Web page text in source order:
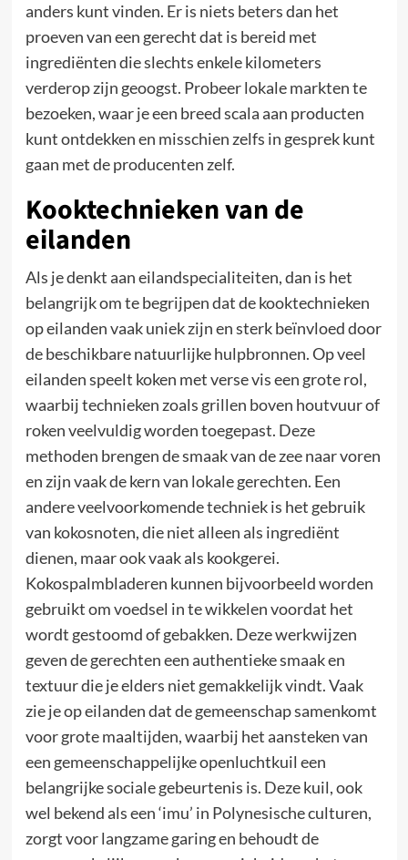
anders kunt vinden. Er is niets beters dan het
proeven van een gerecht dat is bereid met
ingrediënten die slechts enkele kilometers
verderop zijn geoogst. Probeer lokale markten te
bezoeken, waar je een breed scala aan producten
kunt ontdekken en misschien zelfs in gesprek kunt
gaan met de producenten zelf.
Kooktechnieken van de
eilanden
Als je denkt aan eilandspecialiteiten, dan is het
belangrijk om te begrijpen dat de kooktechnieken
op eilanden vaak uniek zijn en sterk beïnvloed door
de beschikbare natuurlijke hulpbronnen. Op veel
eilanden speelt koken met verse vis een grote rol,
waarbij technieken zoals grillen boven houtvuur of
roken veelvuldig worden toegepast. Deze
methoden brengen de smaak van de zee naar voren
en zijn vaak de kern van lokale gerechten. Een
andere veelvoorkomende techniek is het gebruik
van kokosnoten, die niet alleen als ingrediënt
dienen, maar ook vaak als kookgerei.
Kokospalmbladeren kunnen bijvoorbeeld worden
gebruikt om voedsel in te wikkelen voordat het
wordt gestoomd of gebakken. Deze werkwijzen
geven de gerechten een authentieke smaak en
textuur die je elders niet gemakkelijk vindt. Vaak
zie je op eilanden dat de gemeenschap samenkomt
voor grote maaltijden, waarbij het aansteken van
een gemeenschappelijke openluchtkuil een
belangrijke sociale gebeurtenis is. Deze kuil, ook
wel bekend als een ‘imu’ in Polynesische culturen,
zorgt voor langzame garing en behoudt de